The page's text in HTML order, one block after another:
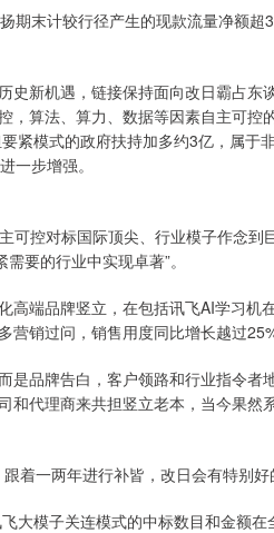
期末计较行径产生的现款流量净额超
史新机遇，链接保持面向改日霸占东
，算法、算力、数据等因素自主可控
紧模式的政府扶持加多约3亿，属于
一步增强。
可控对标国际顶尖、行业模子作念到
要的行业中实现卓著”。
高端品牌竖立，在包括讯飞AI学习机
销过问，销售用度同比增长越过25%
品牌告白，客户领路和行业指令者
和代理商来共担竖立老本，当今果然
着一两年进行补皆，改日会有特别好
大模子关连模式的中标数目和金额在